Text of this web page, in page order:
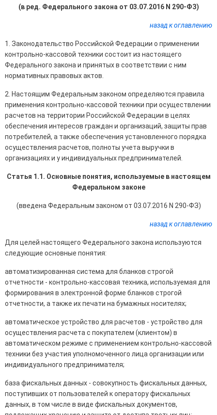
(в ред. Федерального закона от 03.07.2016 N 290-ФЗ)
назад к оглавлению
1. Законодательство Российской Федерации о применении
контрольно-кассовой техники состоит из настоящего
Федерального закона и принятых в соответствии с ним
нормативных правовых актов.
2. Настоящим Федеральным законом определяются правила
применения контрольно-кассовой техники при осуществлении
расчетов на территории Российской Федерации в целях
обеспечения интересов граждан и организаций, защиты прав
потребителей, а также обеспечения установленного порядка
осуществления расчетов, полноты учета выручки в
организациях и у индивидуальных предпринимателей.
Статья 1.1. Основные понятия, используемые в настоящем
Федеральном законе
(введена Федеральным законом от 03.07.2016 N 290-ФЗ)
назад к оглавлению
Для целей настоящего Федерального закона используются
следующие основные понятия:
автоматизированная система для бланков строгой
отчетности - контрольно-кассовая техника, используемая для
формирования в электронной форме бланков строгой
отчетности, а также их печати на бумажных носителях;
автоматическое устройство для расчетов - устройство для
осуществления расчета с покупателем (клиентом) в
автоматическом режиме с применением контрольно-кассовой
техники без участия уполномоченного лица организации или
индивидуального предпринимателя;
база фискальных данных - совокупность фискальных данных,
поступивших от пользователей к оператору фискальных
данных, в том числе в виде фискальных документов,